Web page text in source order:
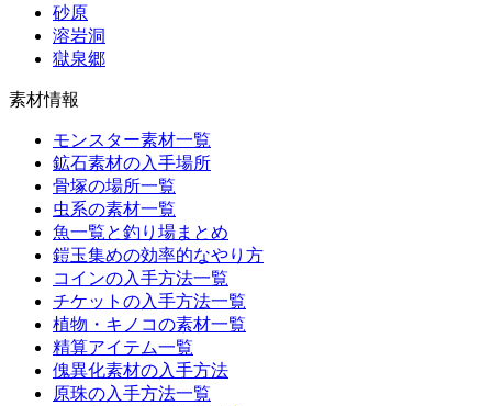
砂原
溶岩洞
獄泉郷
素材情報
モンスター素材一覧
鉱石素材の入手場所
骨塚の場所一覧
虫系の素材一覧
魚一覧と釣り場まとめ
鎧玉集めの効率的なやり方
コインの入手方法一覧
チケットの入手方法一覧
植物・キノコの素材一覧
精算アイテム一覧
傀異化素材の入手方法
原珠の入手方法一覧